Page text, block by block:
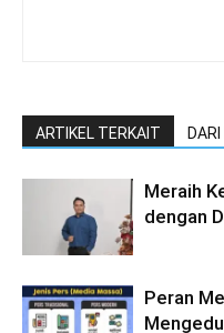
ARTIKEL TERKAIT
Meraih
dengan
Peran